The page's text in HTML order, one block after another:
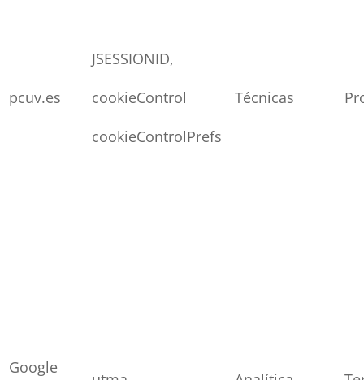
pcuv.es
JSESSIONID,
cookieControl
cookieControlPrefs
Técnicas
Google